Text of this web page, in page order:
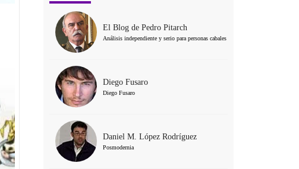
El Blog de Pedro Pitarch
Análisis independiente y serio para personas cabales
Diego Fusaro
Diego Fusaro
Daniel M. López Rodríguez
Posmodernia